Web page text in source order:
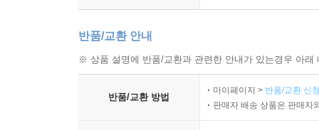
반품/교환 안내
※ 상품 설명에 반품/교환과 관련한 안내가 있는경우 아
반품/교환 방법
마이페이지 > 반품/교환 신
판매자 배송 상품은 판매자